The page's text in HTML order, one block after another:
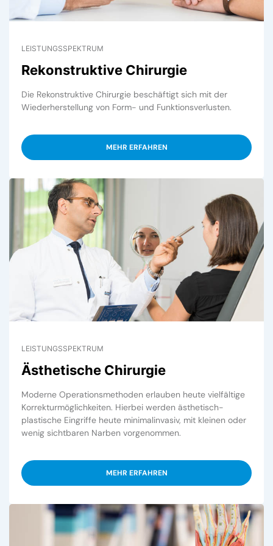
LEISTUNGSSPEKTRUM
Rekonstruktive Chirurgie
Die Rekonstruktive Chirurgie beschäftigt sich mit der
Wiederherstellung von Form- und Funktionsverlusten.
MEHR ERFAHREN
LEISTUNGSSPEKTRUM
Ästhetische Chirurgie
Moderne Operationsmethoden erlauben heute vielfältige
Korrekturmöglichkeiten. Hierbei werden ästhetisch-
plastische Eingriffe heute minimalinvasiv, mit kleinen oder
wenig sichtbaren Narben vorgenommen.
MEHR ERFAHREN